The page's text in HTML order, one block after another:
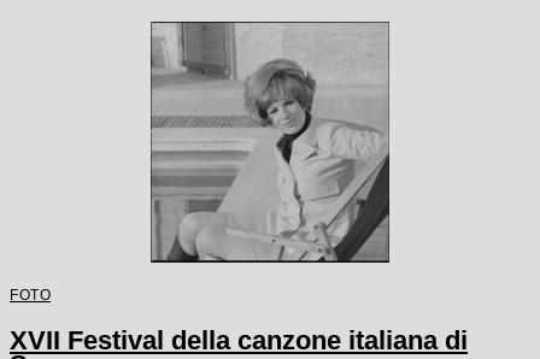
FOTO
XVII Festival della canzone italiana di